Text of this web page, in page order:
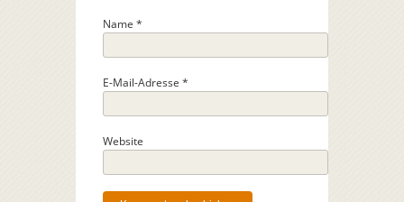
Name *
E-Mail-Adresse *
Website